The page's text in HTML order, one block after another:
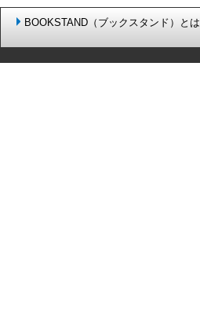
BOOKSTAND（ブックスタンド）とは